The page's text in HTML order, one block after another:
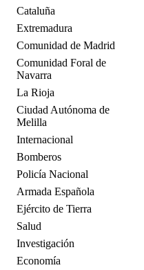
Cataluña
Extremadura
Comunidad de Madrid
Comunidad Foral de
Navarra
La Rioja
Ciudad Autónoma de
Melilla
Internacional
Bomberos
Policía Nacional
Armada Española
Ejército de Tierra
Salud
Investigación
Economía